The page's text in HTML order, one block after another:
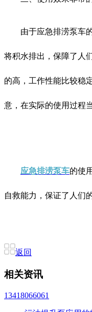
由于应急排涝泵车的
将积水排出，保障了人
的高，工作性能比较稳
意，在实际的使用过程
应急排涝泵车的使
自救能力，保证了人们
返回
相关资讯
13418066061